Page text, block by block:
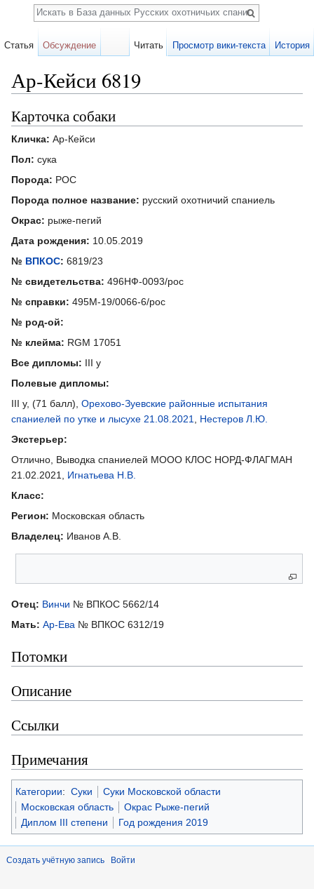
Ар-Кейси 6819
Карточка собаки
Кличка: Ар-Кейси
Пол: сука
Порода: РОС
Порода полное название: русский охотничий спаниель
Окрас: рыже-пегий
Дата рождения: 10.05.2019
№ ВПКОС: 6819/23
№ свидетельства: 496НФ-0093/рос
№ справки: 495М-19/0066-6/рос
№ род-ой:
№ клейма: RGM 17051
Все дипломы: III у
Полевые дипломы:
III у, (71 балл), Орехово-Зуевские районные испытания
спаниелей по утке и лысухе 21.08.2021
Нестеров Л.Ю.
Экстерьер:
Отлично, Выводка спаниелей МООО КЛОС НОРД-ФЛАГМАН
21.02.2021, Игнатьева Н.В.
Класс:
Регион: Московская область
Владелец: Иванов А.В.
Отец: Винчи № ВПКОС 5662/14
Мать: Ар-Ева № ВПКОС 6312/19
Потомки
Описание
Ссылки
Примечания
Категории: Суки
Суки Московской области
Московская область
Окрас Рыже-пегий
Диплом III степени
Год рождения 2019
Создать учётную запись Войти
Статья Обсуждение Читать Просмотр вики-текста История
Поиск